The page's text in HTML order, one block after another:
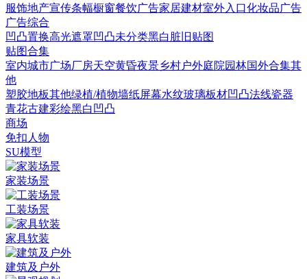
服饰地产宣传条幅橱窗餐饮广告家居建材室外入口化妆品广告
广告综合
凹凸置换高光遮罩凹凸未分类黑白脏旧贴图
贴图合集
室内城市广场厂房天空黄昏夜景乡村户外庭院园林国外合集其
他
塑胶地板其他绿植/植物墙纸屏幕水纹玻璃板材凹凸法线瓷器
青花古建彩绘黑白凹凸
商场
免扣人物
SU模型
家装场景
工装场景
家具软装
建筑及户外